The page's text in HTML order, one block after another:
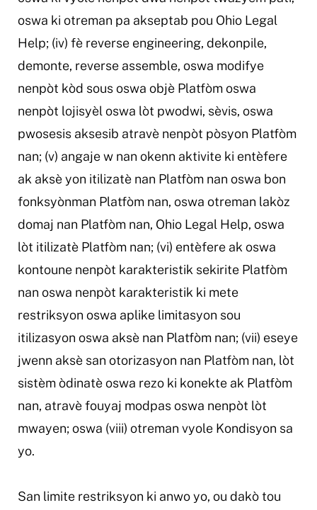
oswa ki otreman pa akseptab pou Ohio Legal
Help; (iv) fè reverse engineering, dekonpile,
demonte, reverse assemble, oswa modifye
nenpòt kòd sous oswa objè Platfòm oswa
nenpòt lojisyèl oswa lòt pwodwi, sèvis, oswa
pwosesis aksesib atravè nenpòt pòsyon Platfòm
nan; (v) angaje w nan okenn aktivite ki entèfere
ak aksè yon itilizatè nan Platfòm nan oswa bon
fonksyònman Platfòm nan, oswa otreman lakòz
domaj nan Platfòm nan, Ohio Legal Help, oswa
lòt itilizatè Platfòm nan; (vi) entèfere ak oswa
kontoune nenpòt karakteristik sekirite Platfòm
nan oswa nenpòt karakteristik ki mete
restriksyon oswa aplike limitasyon sou
itilizasyon oswa aksè nan Platfòm nan; (vii) eseye
jwenn aksè san otorizasyon nan Platfòm nan, lòt
sistèm òdinatè oswa rezo ki konekte ak Platfòm
nan, atravè fouyaj modpas oswa nenpòt lòt
mwayen; oswa (viii) otreman vyole Kondisyon sa
yo.
San limite restriksyon ki anwo yo, ou dakò tou